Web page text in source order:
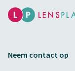
Neem contact op